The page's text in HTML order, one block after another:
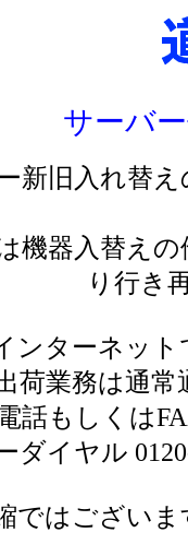
サーバ
新旧入れ替
機器入替え
り行き
ンターネッ
荷業務は通
話もしくは
ダイヤル
ではござい